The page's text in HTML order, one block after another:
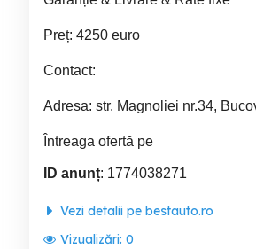
Preț: 4250 euro
Contact:
Adresa: str. Magnoliei nr.34,
Întreaga ofertă pe
ID anunț: 1774038271
Vezi detalii pe bestauto.ro
Vizualizări: 0